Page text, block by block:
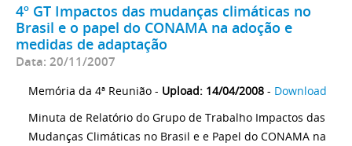
4º GT Impactos das mudanças climáticas no
Brasil e o papel do CONAMA na adoção e
medidas de adaptação
Data: 20/11/2007
Memória da 4ª Reunião - Upload: 14/04/2008 - Download
Minuta de Relatório do Grupo de Trabalho Impactos das
Mudanças Climáticas no Brasil e e Papel do CONAMA na